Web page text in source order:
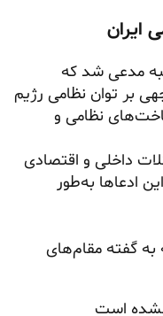
ایران
مدعی شد که
بر توان نظامی رژیم
نظامی و
داخلی و اقتصادی
ادعاها به‌طور
گفته مقام‌های
نشده است